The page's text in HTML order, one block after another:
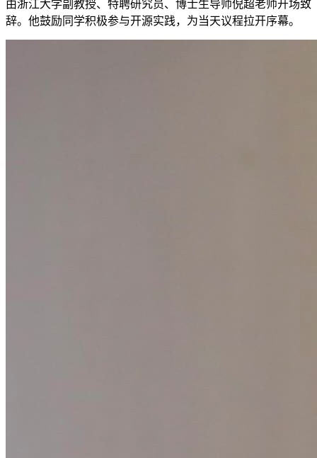
由浙江大学副教授、特聘研究员、博士生导师倪超老师开场致
辞。他鼓励同学积极参与开源实践，为当天议程拉开序幕。